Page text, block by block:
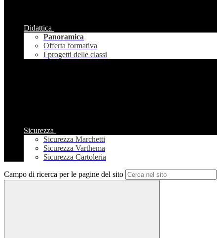
Didattica
Panoramica
Offerta formativa
I progetti delle classi
Sicurezza
Sicurezza Marchetti
Sicurezza Varthema
Sicurezza Cartoleria
Campo di ricerca per le pagine del sito